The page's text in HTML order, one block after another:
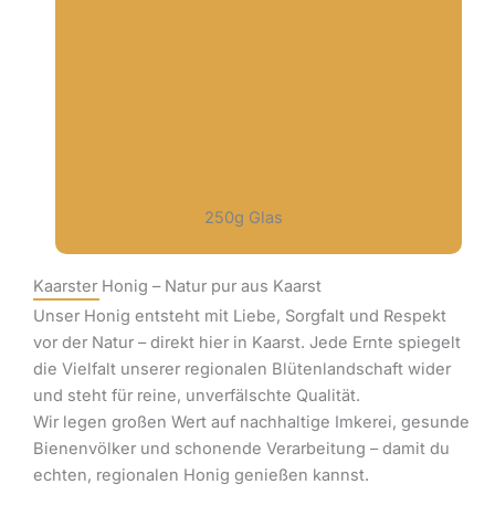
250g Glas
Kaarster Honig – Natur pur aus Kaarst
Unser Honig entsteht mit Liebe, Sorgfalt und Respekt
vor der Natur – direkt hier in Kaarst. Jede Ernte spiegelt
die Vielfalt unserer regionalen Blütenlandschaft wider
und steht für reine, unverfälschte Qualität.
Wir legen großen Wert auf nachhaltige Imkerei, gesunde
Bienenvölker und schonende Verarbeitung – damit du
echten, regionalen Honig genießen kannst.